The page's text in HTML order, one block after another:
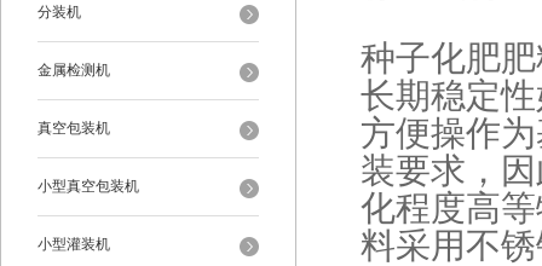
分装机
金属检测机
真空包装机
小型真空包装机
小型灌装机
种子化肥
长期稳定
方便操作
装要求，
化程度高
料采用不